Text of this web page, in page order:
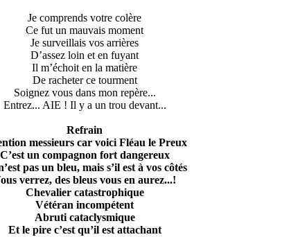
Je comprends votre colère
Ce fut un mauvais moment
Je surveillais vos arrières
D’assez loin et en fuyant
Il m’échoit en la matière
De racheter ce tourment
Soignez vous dans mon repère...
Entrez... AIE ! Il y a un trou devant...
Refrain
messieurs car voici Fléau le Preux
C’est un compagnon fort dangereux
pas un bleu, mais s’il est à vos côtés
verrez, des bleus vous en aurez...!
Chevalier catastrophique
Vétéran incompétent
Abruti cataclysmique
Et le pire c’est qu’il est attachant